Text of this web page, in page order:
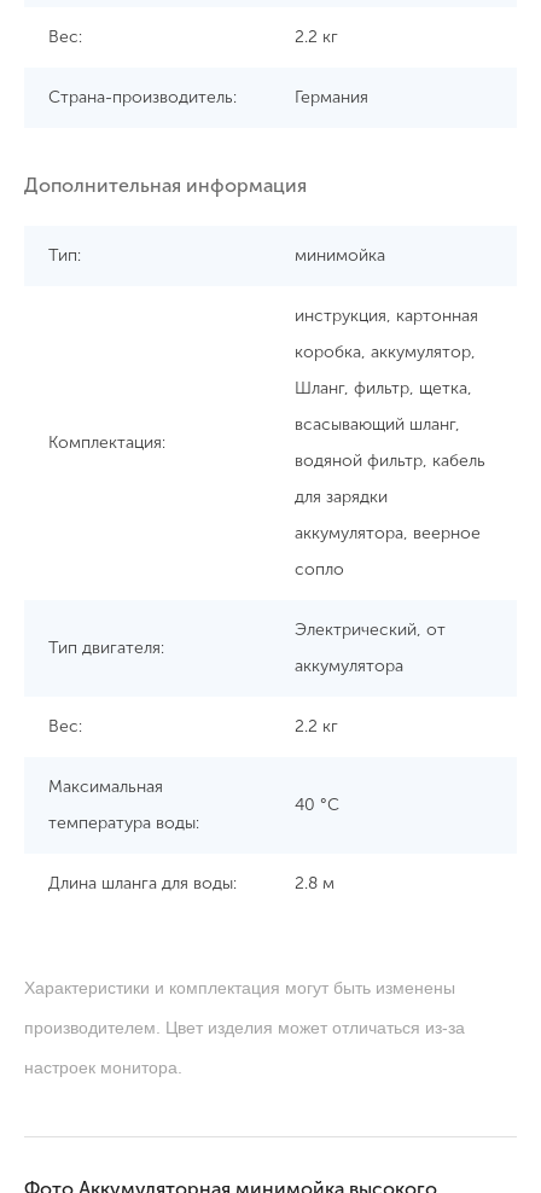
Вес: 2.2 кг
Страна-производитель: Германия
Дополнительная информация
Тип: минимойка
Комплектация:
инструкция, картонная
коробка, аккумулятор,
Шланг, фильтр, щетка,
всасывающий шланг,
водяной фильтр, кабель
для зарядки
аккумулятора, веерное
сопло
Тип двигателя:
Электрический, от
аккумулятора
Вес: 2.2 кг
Максимальная
температура воды:
40 °C
Длина шланга для воды: 2.8 м
Характеристики и комплектация могут быть изменены
производителем. Цвет изделия может отличаться из-за
настроек монитора.
Фото Аккумуляторная минимойка высокого